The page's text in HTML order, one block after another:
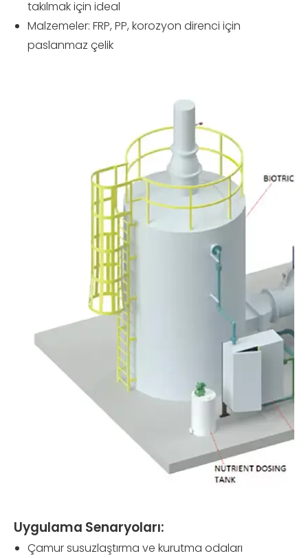
takılmak için ideal
Malzemeler: FRP, PP, korozyon direnci için
paslanmaz çelik
Uygulama Senaryoları:
Çamur susuzlaştırma ve kurutma odaları